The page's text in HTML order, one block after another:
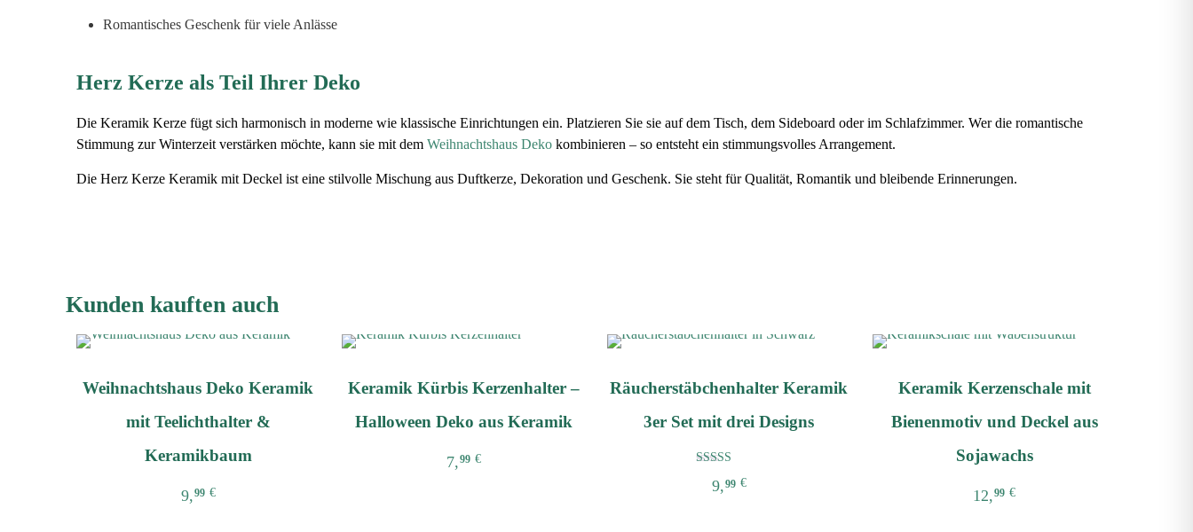
Romantisches Geschenk für viele Anlässe
Herz Kerze als Teil Ihrer Deko
Die Keramik Kerze fügt sich harmonisch in moderne wie klassische Einrichtungen ein. Platzieren Sie sie auf dem Tisch, dem Sideboard oder im Schlafzimmer. Wer die romantische
Stimmung zur Winterzeit verstärken möchte, kann sie mit dem Weihnachtshaus Dekokombinieren – so entsteht ein stimmungsvolles Arrangement.
Die Herz Kerze Keramik mit Deckel ist eine stilvolle Mischung aus Duftkerze, Dekoration und Geschenk. Sie steht für Qualität, Romantik und bleibende Erinnerungen.
Kunden kauften auch
Weihnachtshaus Deko Keramik
mit Teelichthalter &
Keramikbaum
9, 99 €
Keramik Kürbis Kerzenhalter –
Halloween Deko aus Keramik
7, 99 €
Räucherstäbchenhalter Keramik
3er Set mit drei Designs
Bewertet mit
5.00
von 5
9,99 €
Keramik Kerzenschale mit
Bienenmotiv und Deckel aus
Sojawachs
12, 99 €